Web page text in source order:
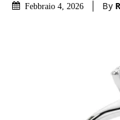
Febbraio 4, 2026 By